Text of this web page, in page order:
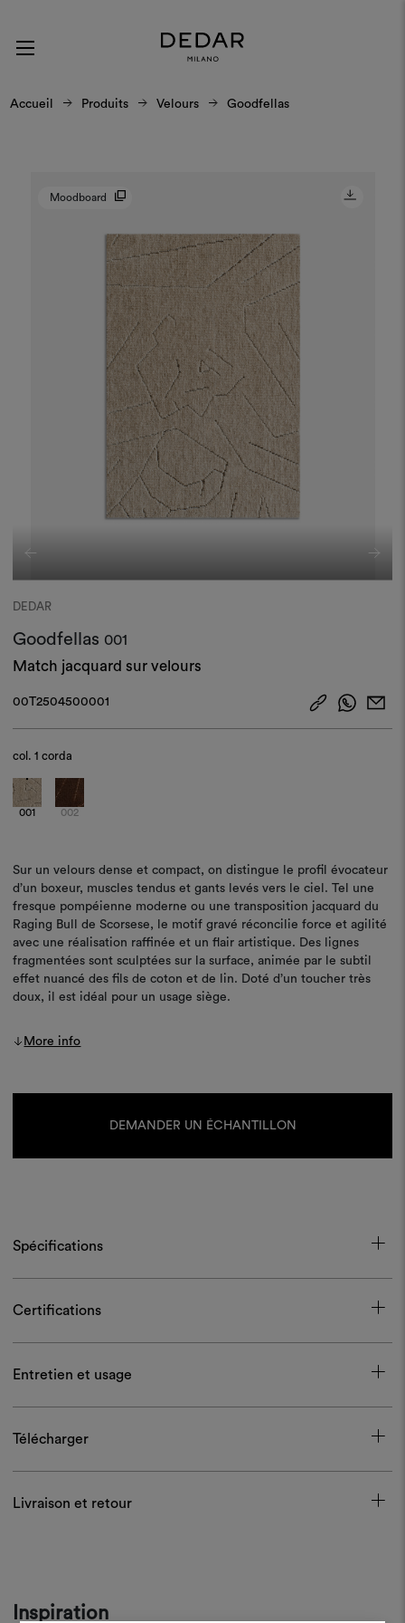
Accueil Produits Velours Goodfellas
Moodboard
DEDAR
Goodfellas 001
Match jacquard sur velours
00T2504500001
col.1 corda
001 002
Sur un velours dense et compact, on distingue le profil évocateur
d’un boxeur, muscles tendus et gants levés vers le ciel. Tel une
fresque pompéienne moderne ou une transposition jacquard du
Raging Bull de Scorsese, le motif gravé réconcilie force et agilité
avec une réalisation raffinée et un flair artistique. Des lignes
fragmentées sont sculptées sur la surface, animée par le subtil
effet nuancé des fils de coton et de lin. Doté d’un toucher très
doux, il est idéal pour un usage siège.
More info
DEMANDER UN ÉCHANTILLON
Spécifications
Certifications
Entretien et usage
Télécharger
Livraison et retour
Inspiration